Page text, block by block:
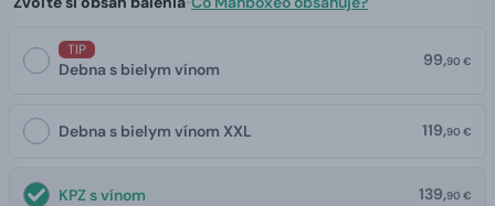
TIP
Debna s bielym vínom 99,90 €
Debna s bielym vínom XXL 119,90 €
KPZ s vínom 139,90 €